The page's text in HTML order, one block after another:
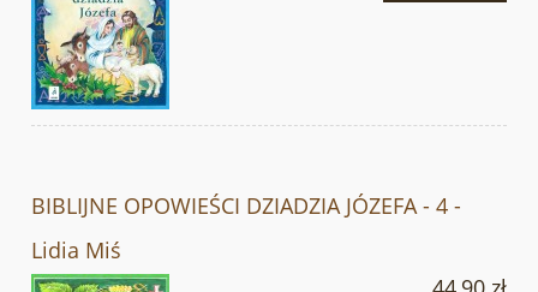
BIBLIJNE OPOWIEŚCI DZIADZIA JÓZEFA - 4 -
Lidia Miś